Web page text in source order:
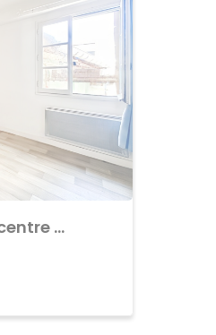
Achat Appartement centre ville